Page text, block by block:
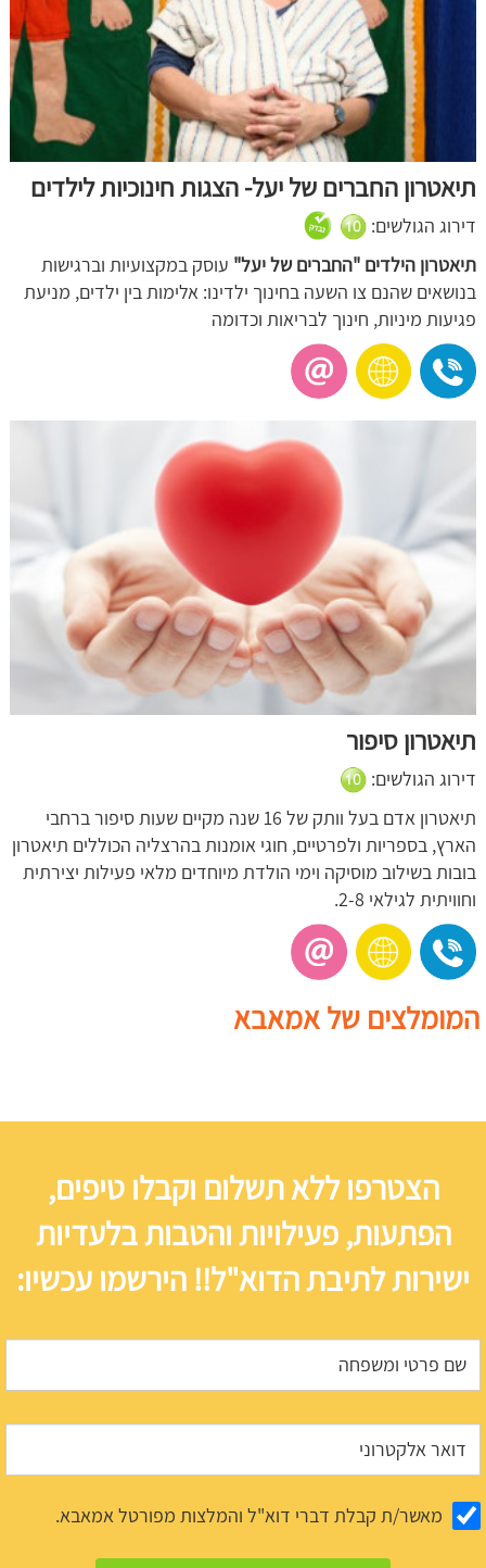
תיאטרון החברים של יעל- הצגות חינוכיות לילדים
דירוג הגולשים:
תיאטרון הילדים "החברים של יעל" עוסק במקצועיות וברגישות
בנושאים שהנם צו השעה בחינוך ילדינו: אלימות בין ילדים, מניעת
פגיעות מיניות, חינוך לבריאות וכדומה
תיאטרון סיפור
דירוג הגולשים:
תיאטרון אדם בעל וותק של 16 שנה מקיים שעות סיפור ברחבי
הארץ, בספריות ולפרטיים, חוגי אומנות בהרצליה הכוללים תיאטרון
בובות בשילוב מוסיקה וימי הולדת מיוחדים מלאי פעילות יצירתית
וחוויתית לגילאי 2-8.
המומלצים של אמאבא
הצטרפו ללא תשלום וקבלו טיפים,
הפתעות, פעילויות והטבות בלעדיות
ישירות לתיבת הדוא"ל!! הירשמו עכשיו:
מאשר/ת קבלת דברי דוא"ל והמלצות מפורטל אמאבא.